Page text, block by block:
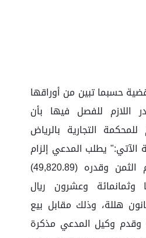
حسبما تبين من أوراقها
اللازم للفصل فيها بأن
التجارية بالرياض
الآتي:" يطلب المدعي إلزام
المدعى عليه بتسليم الثمن وقدره (49,820.89)
وعشرون ريال
هللة، وذلك مقابل بيع
وقدم وكيل المدعي مذكرة